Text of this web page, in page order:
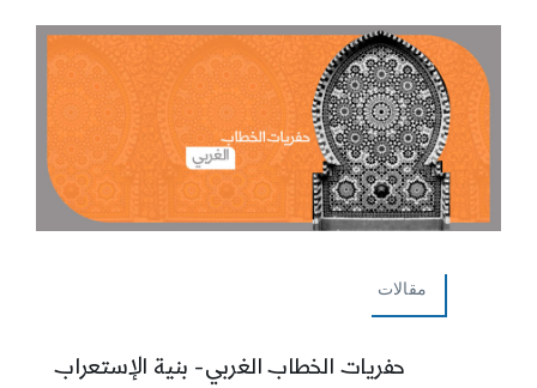
مقالات
حفريات الخطاب الغربي- بنية الإستعراب